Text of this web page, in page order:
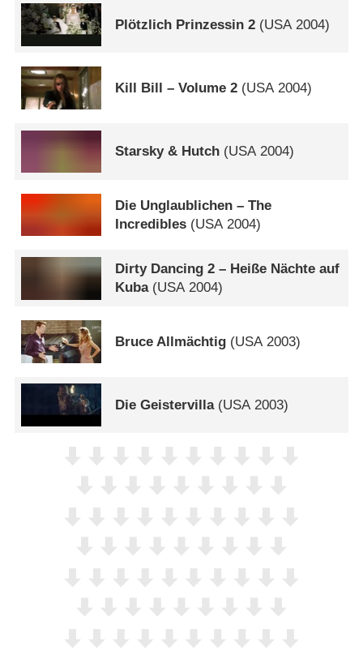
Plötzlich Prinzessin 2 (USA2004)
Kill Bill – Volume 2 (USA2004)
Starsky & Hutch (USA2004)
Die Unglaublichen – The
Incredibles (USA2004)
Dirty Dancing 2 – Heiße Nächte auf
Kuba(USA2004)
Bruce Allmächtig (USA2003)
Die Geistervilla(USA2003)